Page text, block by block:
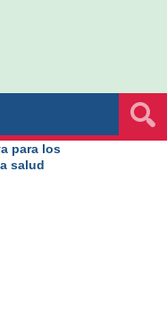
para los
salud